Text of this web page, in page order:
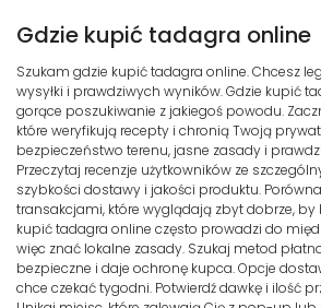
Gdzie kupić tadagra online
Szukam gdzie kupić tadagra online. Chcesz
wysyłki i prawdziwych wyników. Gdzie kupić
gorące poszukiwanie z jakiegoś powodu.
które weryfikują recepty i chronią Twoją
bezpieczeństwo terenu, jasne zasady i
Przeczytaj recenzje użytkowników ze
szybkości dostawy i jakości produktu.
transakcjami, które wyglądają zbyt dobrze, by
kupić tadagra online często prowadzi do
więc znać lokalne zasady. Szukaj metod
bezpieczne i daje ochronę kupca. Opcje
chce czekać tygodni. Potwierdź dawkę i ilość